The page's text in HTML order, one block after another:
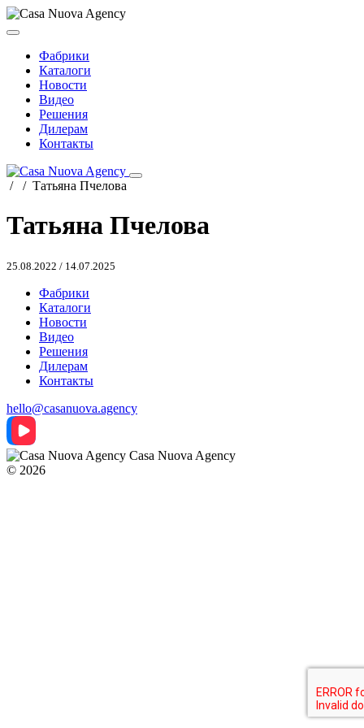
Фабрики
Каталоги
Новости
Видео
Решения
Дилерам
Контакты
/ / Татьяна Пчелова
Татьяна Пчелова
25.08.2022 / 14.07.2025
Фабрики
Каталоги
Новости
Видео
Решения
Дилерам
Контакты
hello@casanuova.agency
Casa Nuova Agency
© 2026